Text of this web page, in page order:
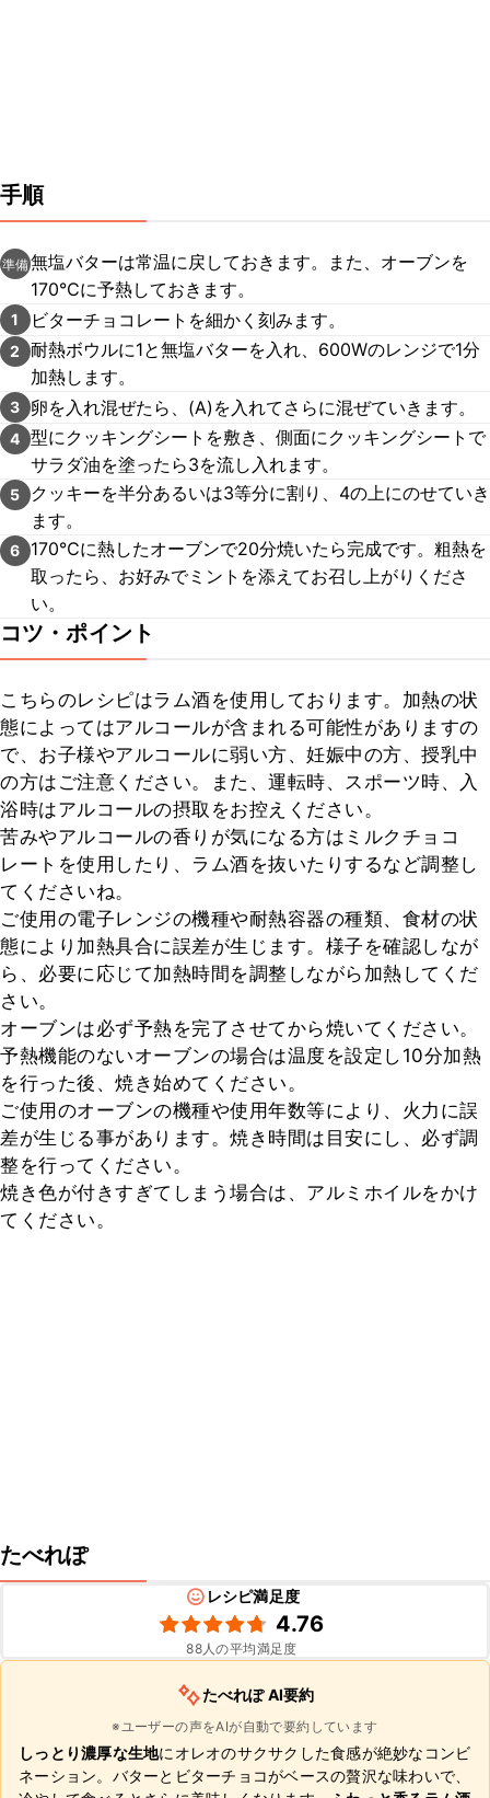
手順
準備無塩バターは常温に戻しておきます。また、オーブンを
170℃に予熱しておきます。
1 ビターチョコレートを細かく刻みます。
2
耐熱ボウルに1と無塩バターを入れ、600Wのレンジで1分
加熱します。
3 卵を入れ混ぜたら、(A)を入れてさらに混ぜていきます。
4 型にクッキングシートを敷き、側面にクッキングシートで
サラダ油を塗ったら3を流し入れます。
5
クッキーを半分あるいは3等分に割り、4の上にのせていき
ます。
6
170℃に熱したオーブンで20分焼いたら完成です。粗熱を
取ったら、お好みでミントを添えてお召し上がりくださ
い。
コツ・ポイント
こちらのレシピはラム酒を使用しております。加熱の状
態によってはアルコールが含まれる可能性がありますの
で、お子様やアルコールに弱い方、妊娠中の方、授乳中
の方はご注意ください。また、運転時、スポーツ時、入
浴時はアルコールの摂取をお控えください。
苦みやアルコールの香りが気になる方はミルクチョコ
レートを使用したり、ラム酒を抜いたりするなど調整し
てくださいね。
ご使用の電子レンジの機種や耐熱容器の種類、食材の状
態により加熱具合に誤差が生じます。様子を確認しなが
ら、必要に応じて加熱時間を調整しながら加熱してくだ
さい。
オーブンは必ず予熱を完了させてから焼いてください。
予熱機能のないオーブンの場合は温度を設定し10分加熱
を行った後、焼き始めてください。
ご使用のオーブンの機種や使用年数等により、火力に誤
差が生じる事があります。焼き時間は目安にし、必ず調
整を行ってください。
焼き色が付きすぎてしまう場合は、アルミホイルをかけ
てください。
たべれぽ
レシピ満足度
4.76
88人の平均満足度
たべれぽ AI要約
※ユーザーの声をAIが自動で要約しています
しっとり濃厚な生地にオレオのサクサクした食感が絶妙なコンビ
ネーション。バターとビターチョコがベースの贅沢な味わいで、